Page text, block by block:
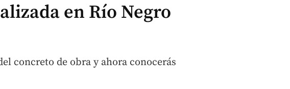
en Río Negro
concreto de obra y ahora conocerás